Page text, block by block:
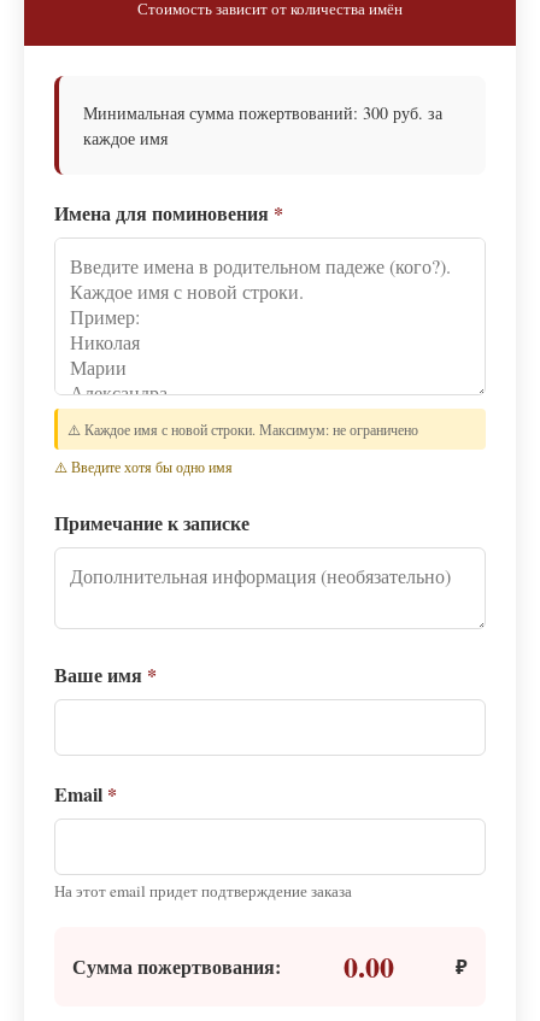
Стоимость зависит от количества имён
Минимальная сумма пожертвований: 300 руб. за
каждое имя
Имена для поминовения *
⚠️ Каждое имя с новой строки. Максимум: не ограничено
⚠️ Введите хотя бы одно имя
Примечание к записке
Ваше имя *
Email *
На этот email придет подтверждение заказа
Сумма пожертвования: 0.00 ₽